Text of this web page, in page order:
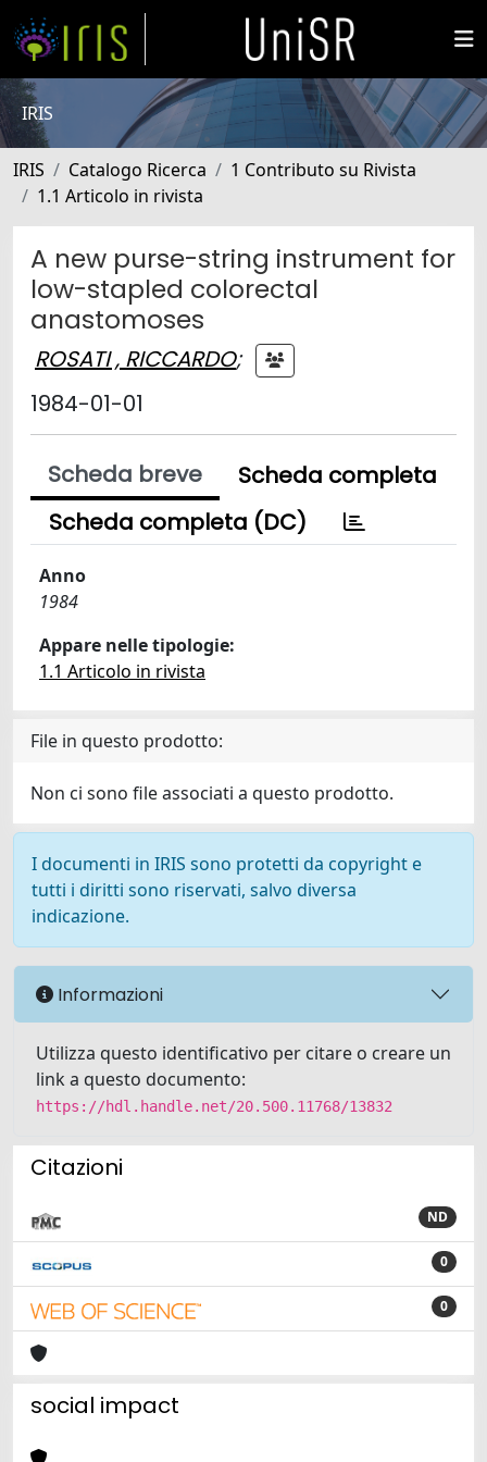
IRIS
IRIS Catalogo Ricerca
1 Contributo su Rivista
1.1 Articolo in rivista
A new purse-string instrument for
low-stapled colorectal
anastomoses
ROSATI , RICCARDO;
1984-01-01
Scheda breve
Scheda completa
Scheda completa (DC)
Anno
1984
Appare nelle tipologie:
1.1 Articolo in rivista
File in questo prodotto:
Non ci sono file associati a questo prodotto.
I documenti in IRIS sono protetti da copyright e
tutti i diritti sono riservati, salvo diversa
indicazione.
Informazioni
Utilizza questo identificativo per citare o creare un
link a questo documento:
https://hdl.handle.net/20.500.11768/13832
Citazioni
ND
0
0
social impact